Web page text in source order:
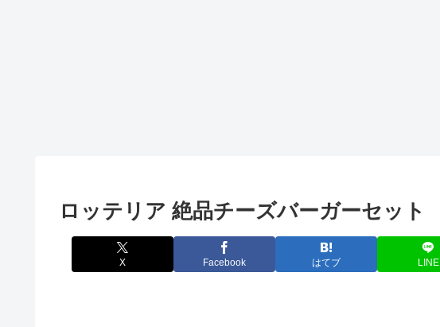
ロッテリア 絶品チーズバーガーセット
X Facebook はてブ LINE